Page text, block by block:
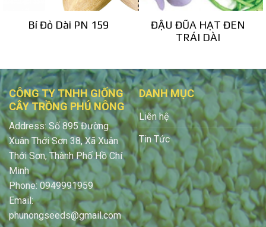
Bí Đỏ Dài PN 159
ĐẬU ĐŨA HẠT ĐEN
TRÁI DÀI
CÔNG TY TNHH GIỐNG
CÂY TRỒNG PHÚ NÔNG
Address: Số 895 Đường
Xuân Thới Sơn 38, Xã Xuân
Thới Sơn, Thành Phố Hồ Chí
Minh
Phone: 0949991959
Email:
phunongseeds@gmail.com
DANH MỤC
Liên hệ
Tin Tức